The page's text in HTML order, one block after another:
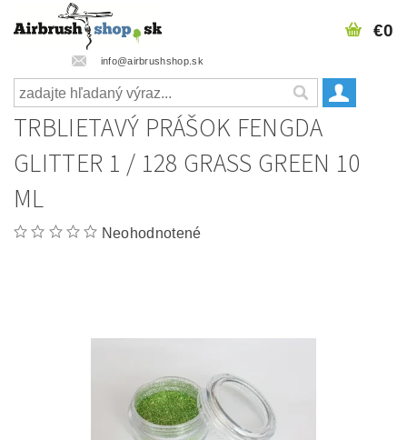
info@airbrushshop.sk
€0
TRBLIETAVÝ PRÁŠOK FENGDA
GLITTER 1 / 128 GRASS GREEN 10
ML
Neohodnotené